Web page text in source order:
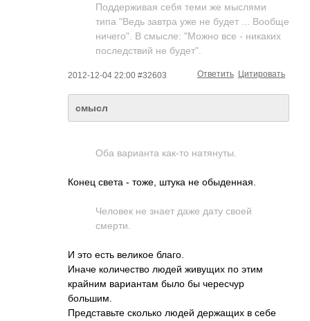
Поддерживая себя теми же мыслями
типа "Ведь завтра уже не будет ... Вообще
ничего". В смысле: "Можно все - никаких
последствий не будет".
2012-12-04 22:00 #32603 Цитировать
Ответить
смысл
Оба варианта как-то натянуты.
Конец света - тоже, штука не обыденная.
Человек не знает даже дату своей
смерти.
И это есть великое благо.
Иначе количество людей живущих по этим
крайним вариантам было бы чересчур
большим.
Представьте сколько людей держащих в себе